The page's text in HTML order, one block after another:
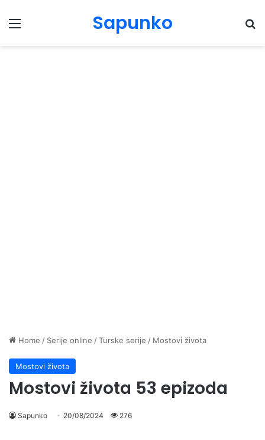
Menu Sapunko
Home / Serije online /Turske serije / Mostovi života
Mostovi života
Mostovi života 53 epizoda
Sapunko 20/08/2024 276